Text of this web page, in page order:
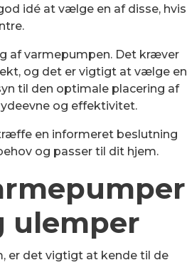
idé at vælge en af disse, hvis
af varmepumpen. Det kræver
og det er vigtigt at vælge en
til den optimale placering af
og effektivitet.
en informeret beslutning
og passer til dit hjem.
ulemper
er det vigtigt at kende til de